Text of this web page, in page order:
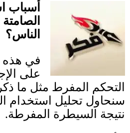
أسباب
الصامتة
الناس؟
في هذه
على
التحكم المفرط مثل ما
سنحاول تحليل استخدام
نتيجة
السيطرة المفرطة.